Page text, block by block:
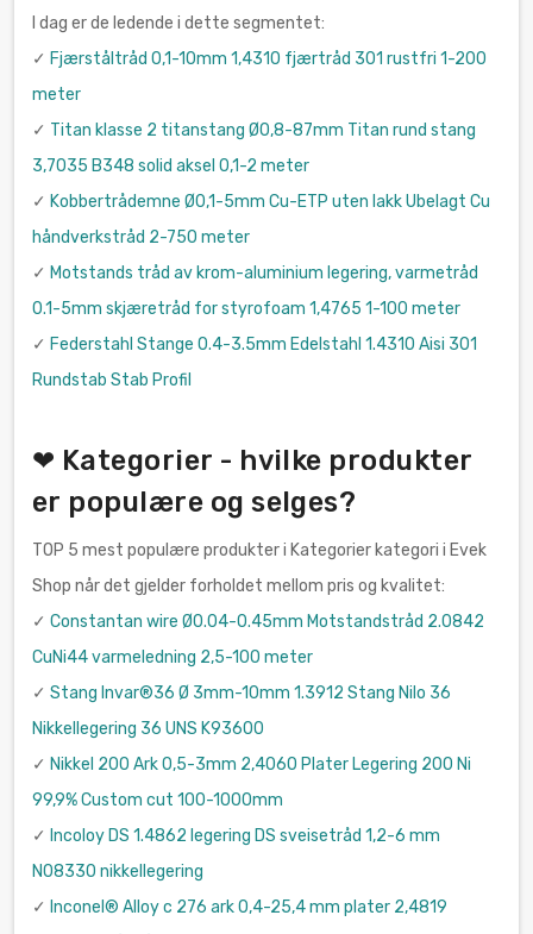
I dag er de ledende i dette segmentet:
✓ Fjærståltråd 0,1-10mm 1,4310 fjærtråd 301 rustfri 1-200
meter
✓ Titan klasse 2 titanstang Ø0,8-87mm Titan rund stang
3,7035 B348 solid aksel 0,1-2 meter
✓ Kobbertrådemne Ø0,1-5mm Cu-ETP uten lakk Ubelagt Cu
håndverkstråd 2-750 meter
✓ Motstands tråd av krom-aluminium legering, varmetråd
0.1-5mm skjæretråd for styrofoam 1,4765 1-100 meter
✓ Federstahl Stange 0.4-3.5mm Edelstahl 1.4310 Aisi 301
Rundstab Stab Profil
❤ Kategorier - hvilke produkter
er populære og selges?
TOP 5 mest populære produkter i Kategorier kategori i Evek
Shop når det gjelder forholdet mellom pris og kvalitet:
✓ Constantan wire Ø0.04-0.45mm Motstandstråd 2.0842
CuNi44 varmeledning 2,5-100 meter
✓ Stang Invar®36 Ø 3mm-10mm 1.3912 Stang Nilo 36
Nikkellegering 36 UNS K93600
✓ Nikkel 200 Ark 0,5-3mm 2,4060 Plater Legering 200 Ni
99,9% Custom cut 100-1000mm
✓ Incoloy DS 1.4862 legering DS sveisetråd 1,2-6 mm
N08330 nikkellegering
✓ Inconel® Alloy c 276 ark 0,4-25,4 mm plater 2,4819